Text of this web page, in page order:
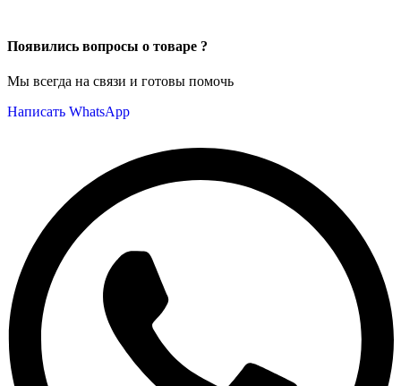
Появились вопросы о товаре ?
Мы всегда на связи и готовы помочь
Написать WhatsApp